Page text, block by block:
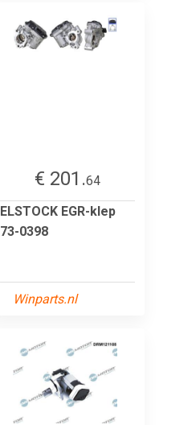
€ 201.64
ELSTOCK EGR-klep
73-0398
Winparts.nl